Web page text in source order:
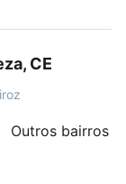
Queiroz,
Agende
mais de
na
CE
Outros bairros